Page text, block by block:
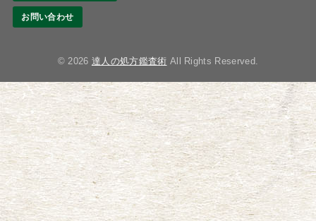
お問い合わせ
© 2026 達人の処方鑑査術 All Rights Reserved.